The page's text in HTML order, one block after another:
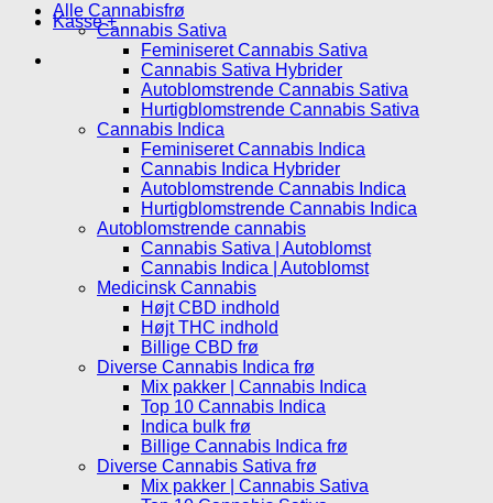
Kasse +
Alle Cannabisfrø
Cannabis Sativa
Feminiseret Cannabis Sativa
Cannabis Sativa Hybrider
Autoblomstrende Cannabis Sativa
Hurtigblomstrende Cannabis Sativa
Cannabis Indica
Feminiseret Cannabis Indica
Cannabis Indica Hybrider
Autoblomstrende Cannabis Indica
Hurtigblomstrende Cannabis Indica
Autoblomstrende cannabis
Cannabis Sativa | Autoblomst
Cannabis Indica | Autoblomst
Medicinsk Cannabis
Højt CBD indhold
Højt THC indhold
Billige CBD frø
Diverse Cannabis Indica frø
Mix pakker | Cannabis Indica
Top 10 Cannabis Indica
Indica bulk frø
Billige Cannabis Indica frø
Diverse Cannabis Sativa frø
Mix pakker | Cannabis Sativa